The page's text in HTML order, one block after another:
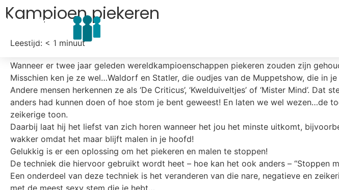
Kampioen piekeren
Leestijd: < 1 minuut
Wanneer er twee jaar geleden wereldkampioenschappen piekeren zouden zijn
Misschien ken je ze wel…Waldorf en Statler, die oudjes van de Muppetshow, die in
Andere mensen herkennen ze als ‘De Criticus’, ‘Kwelduiveltjes’ of ‘Mister Mind’.
anders had kunnen doen of hoe stom je bent geweest! En laten we wel wezen…de
zeikerige toon.
Daarbij laat hij het liefst van zich horen wanneer het jou het minste uitkomt,
wakker omdat het maar blijft malen in je hoofd!
Gelukkig is er een oplossing om het piekeren en malen te stoppen!
De techniek die hiervoor gebruikt wordt heet – hoe kan het ook anders – “Stoppen
Een onderdeel van deze techniek is het veranderen van die nare, negatieve en
met de meest sexy stem die je hebt…